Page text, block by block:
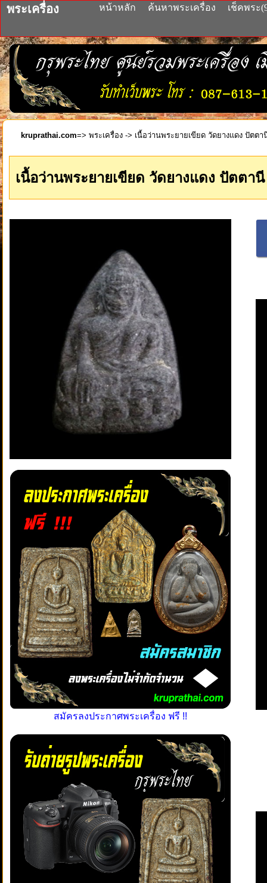
พระเครื่อง หน้าหลัก ค้นหาพระเครื่อง เช็คพระ
kruprathai.com=> พระเครื่อง -> เนื้อว่านพระยายเขียด วัดยางแดง ปัตตา
เนื้อว่านพระยายเขียด วัดยางแดง ปัตตา
สมัครลงประกาศพระเครื่อง ฟรี !!